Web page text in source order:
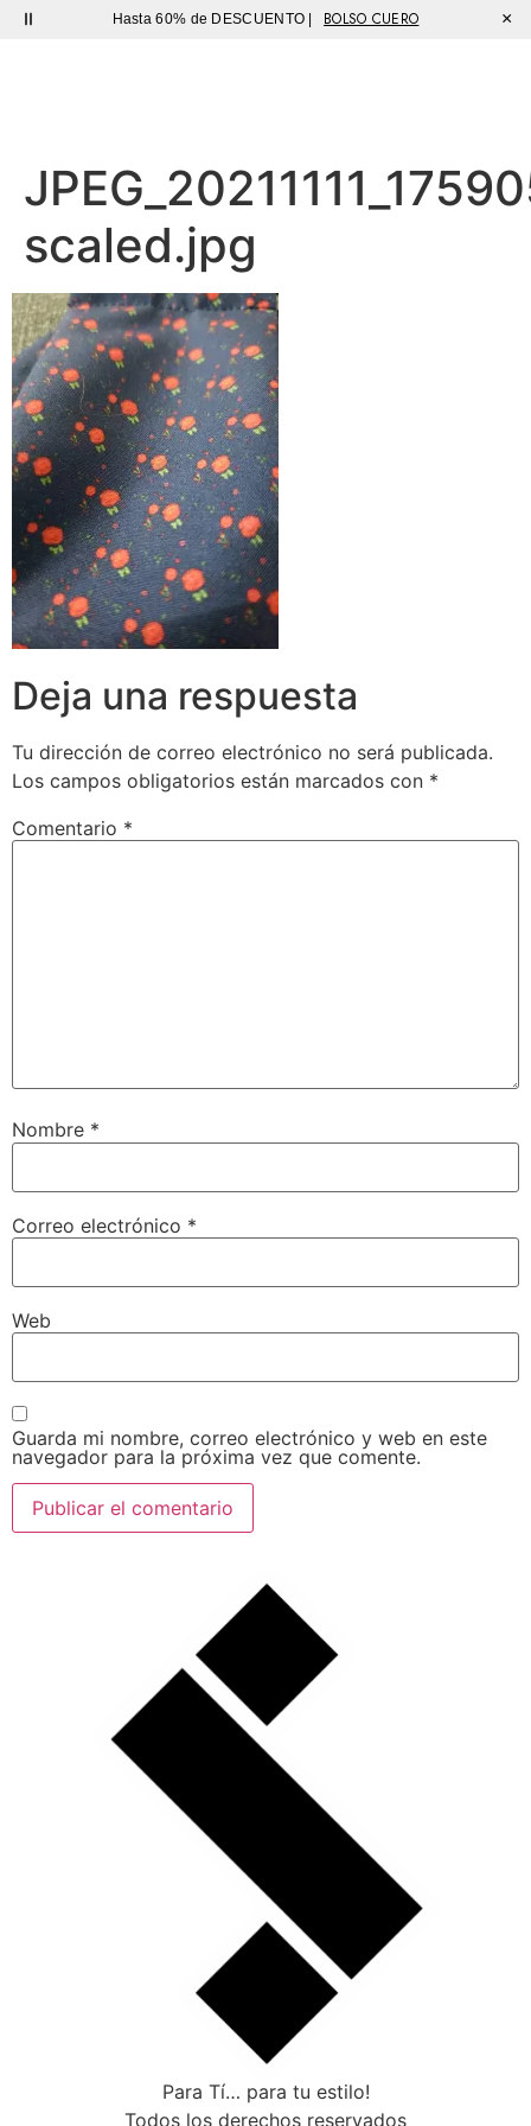
Hasta 60% de DESCUENTO | BOLSO CUERO ×
scaled.jpg
Deja una respuesta
Tu dirección de correo electrónico no será publicada.
Los campos obligatorios están marcados con *
Comentario *
Nombre *
Correo electrónico *
Web
Guarda mi nombre, correo electrónico y web en este
navegador para la próxima vez que comente.
Para Tí… para tu estilo!
Todos los derechos reservados